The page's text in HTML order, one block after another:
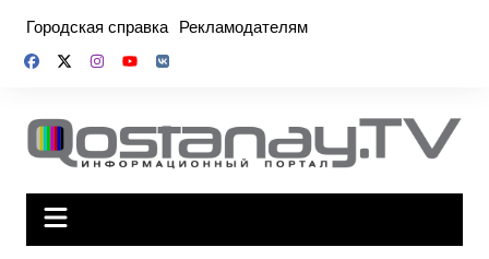
содержимому
Городская справка Рекламодателям